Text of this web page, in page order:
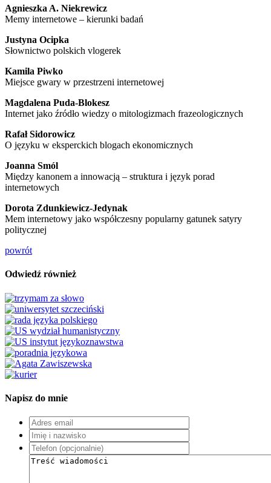
Agnieszka A. Niekrewicz
Memy internetowe – kierunki badań
Justyna Ocipka
Słownictwo polskich vlogerek
Kamila Piwko
Miejsce gwary w przestrzeni internetowej
Magdalena Puda-Blokesz
Internet jako źródło wiedzy o mitologizmach frazeologicznych
Rafał Sidorowicz
O języku w eksperckich blogach ekonomicznych
Joanna Smól
Między kanonem a innowacją – struktura i język porad
internetowych
Dorota Zdunkiewicz-Jedynak
Mem internetowy jako współczesny popularny gatunek satyry
politycznej
powrót
Odwiedź również
Napisz do mnie